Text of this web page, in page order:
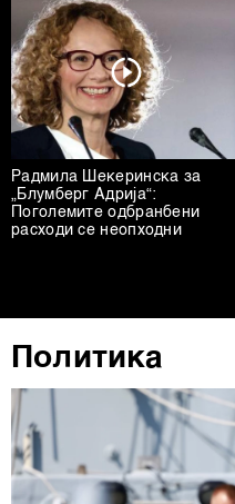
Радмила Шекеринска за
„Блумберг Адрија“:
Поголемите одбранбени
расходи се неопходни
Политика